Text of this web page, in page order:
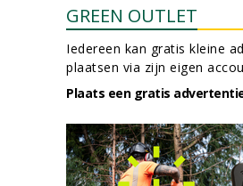
GREEN OUTLET
Iedereen kan gratis kleine
plaatsen via zijn eigen
Plaats een gratis